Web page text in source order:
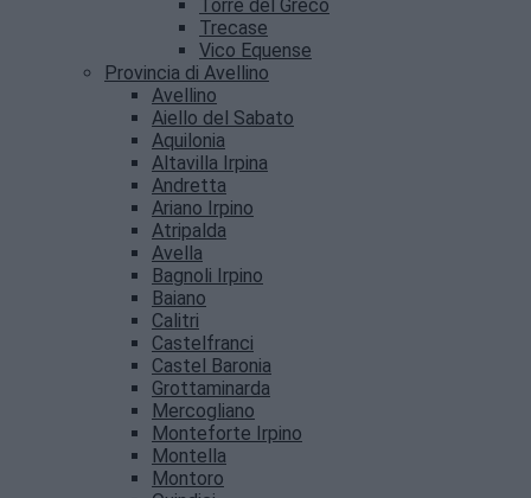
Torre del Greco
Trecase
Vico Equense
Provincia di Avellino
Avellino
Aiello del Sabato
Aquilonia
Altavilla Irpina
Andretta
Ariano Irpino
Atripalda
Avella
Bagnoli Irpino
Baiano
Calitri
Castelfranci
Castel Baronia
Grottaminarda
Mercogliano
Monteforte Irpino
Montella
Montoro